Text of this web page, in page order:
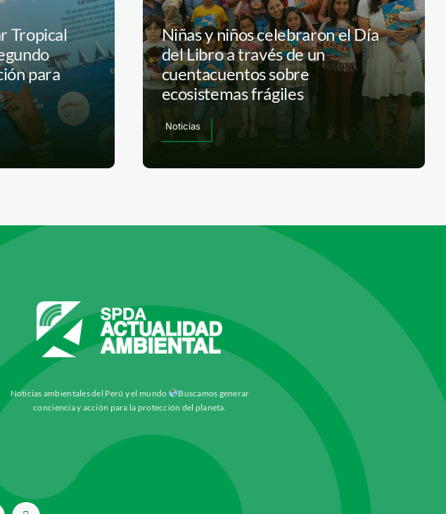
Tropical
para
Niñas y niños celebraron el Día
del Libro a través de un
cuentacuentos sobre
ecosistemas frágiles
Noticias
Noticias ambientales del Perú y el mundo
Buscamos generar
conciencia y acción para la protección del planeta.